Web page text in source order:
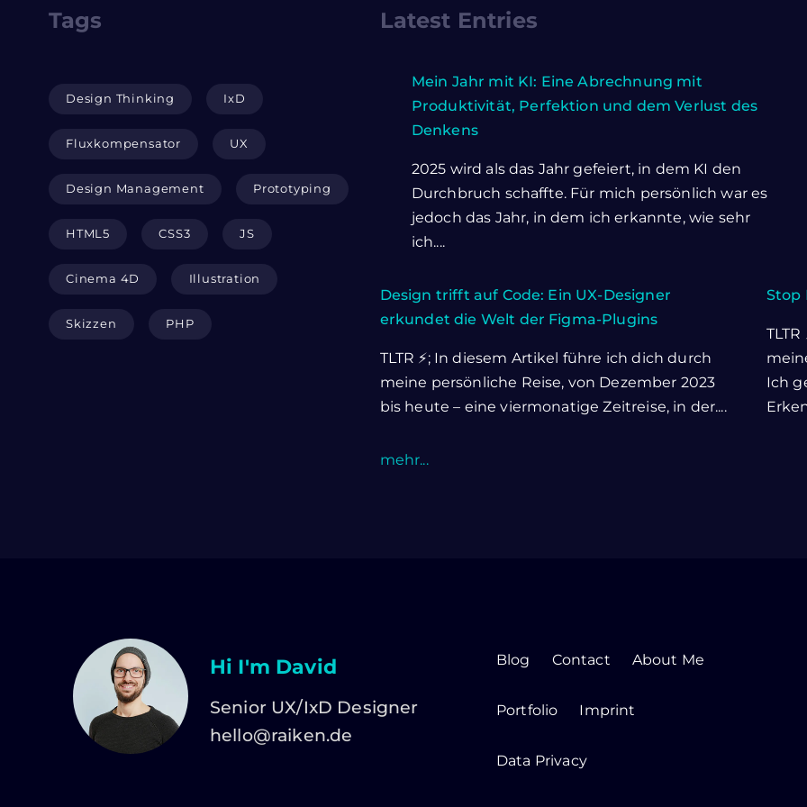
Latest Entries
Mein Jahr mit KI: Eine Abrechnung mit
Produktivität, Perfektion und dem Verlust des
Denkens
2025 wird als das Jahr gefeiert, in dem KI den
Durchbruch schaffte. Für mich persönlich war es
jedoch das Jahr, in dem ich erkannte, wie sehr
ich....
Design trifft auf Code: Ein UX-Designer
erkundet die Welt der Figma-Plugins
TLTR ⚡; In diesem Artikel führe ich dich durch
meine persönliche Reise, von Dezember 2023
bis heute – eine viermonatige Zeitreise, in der....
Stop
Ich
mehr...
Tags
Design Thinking IxD
Fluxkompensator UX
Design Management Prototyping
HTML5 CSS3 JS
Cinema 4D Illustration
Skizzen PHP
Hi I'm David
Senior UX/IxD Designer
hello@raiken.de
Blog Contact About Me
Portfolio Imprint
Data Privacy